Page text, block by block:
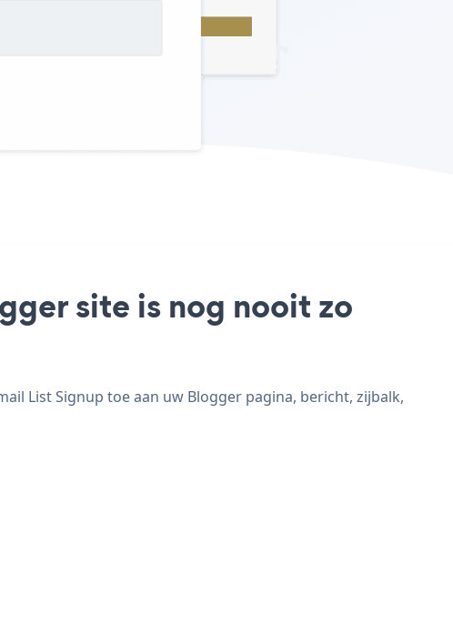
site is nog nooit zo
List Signup toe aan uw Blogger pagina, bericht, zijbalk,